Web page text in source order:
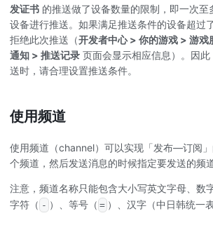
发证书 的推送做了设备数量的限制，即一次
设备进行推送。如果满足推送条件的设备超过
拒绝此次推送（开发者中心 > 你的游戏 > 游戏
通知 > 推送记录 页面会显示相应信息）。因
送时，请合理设置推送条件。
使用频道
使用频道（channel）可以实现「发布—订阅
个频道，然后发送消息的时候指定要发送的频道
注意，频道名称只能包含大小写英文字母、数
字符（ - ）、等号（ = ）、汉字（中日韩统一